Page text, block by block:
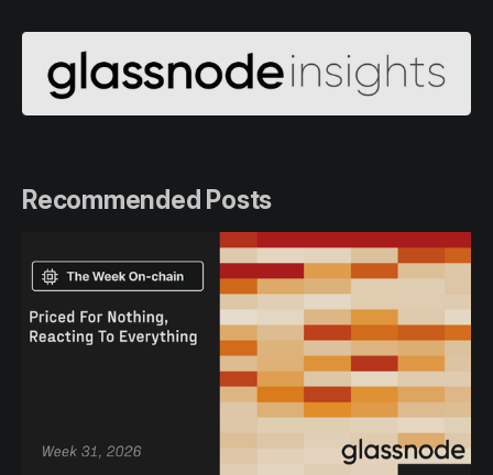
Recommended Posts